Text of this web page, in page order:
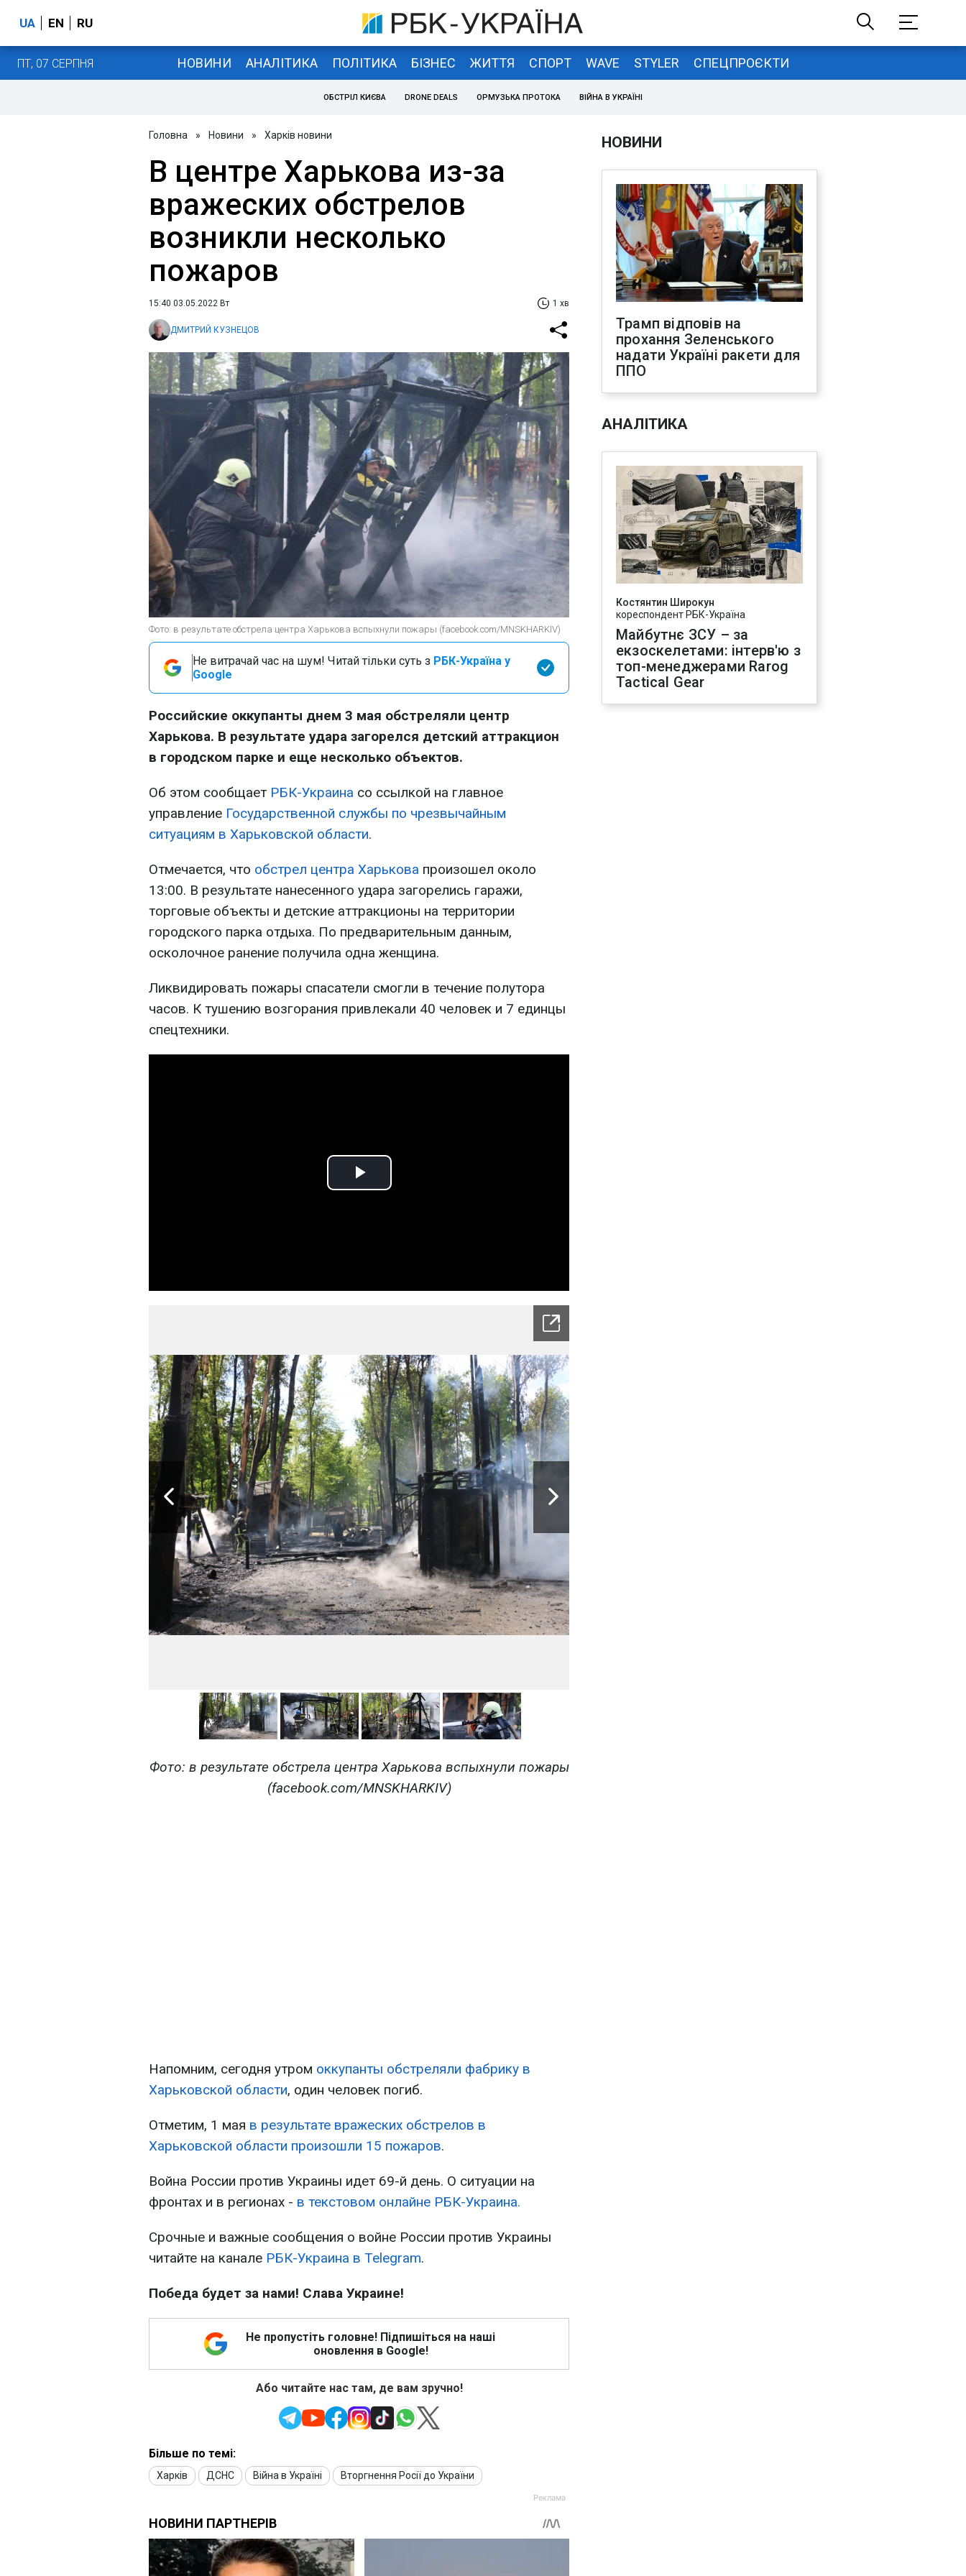
UA EN RU
ПТ, 07 СЕРПНЯ НОВИНИ АНАЛІТИКА ПОЛІТИКА БІЗНЕС ЖИТТЯ СПОРТ WAVE STYLER СПЕЦПРОЄКТИ
ОБСТРІЛ КИЄВА DRONE DEALS ОРМУЗЬКА ПРОТОКА ВІЙНА В УКРАЇНІ
Головна » Новини » Харків новини
В центре Харькова из-за
вражеских обстрелов
возникли несколько
пожаров
15:40 03.05.2022 Вт 1 хв
ДМИТРИЙ КУЗНЕЦОВ
Фото: в результате обстрела центра Харькова вспыхнули пожары (facebook.com/MNSKHARKIV)
Не витрачай час на шум! Читай тільки суть з РБК-Україна у
Google
Российские оккупанты днем 3 мая обстреляли центр
Харькова. В результате удара загорелся детский аттракцион
в городском парке и еще несколько объектов.
Об этом сообщает РБК-Украина со ссылкой на главное
управление Государственной службы по чрезвычайным
ситуациям в Харьковской области.
Отмечается, что обстрел центра Харькова произошел около
13:00. В результате нанесенного удара загорелись гаражи,
торговые объекты и детские аттракционы на территории
городского парка отдыха. По предварительным данным,
осколочное ранение получила одна женщина.
Ликвидировать пожары спасатели смогли в течение полутора
часов. К тушению возгорания привлекали 40 человек и 7 единцы
спецтехники.
Play
Фото: в результате обстрела центра Харькова вспыхнули пожары
(facebook.com/MNSKHARKIV)
Напомним, сегодня утром оккупанты обстреляли фабрику в
Харьковской области, один человек погиб.
Отметим, 1 мая в результате вражеских обстрелов в
Харьковской области произошли 15 пожаров.
Война России против Украины идет 69-й день. О ситуации на
фронтах и в регионах - в текстовом онлайне РБК-Украина.
Срочные и важные сообщения о войне России против Украины
читайте на канале РБК-Украина в Telegram.
Победа будет за нами! Слава Украине!
Не пропустіть головне! Підпишіться на наші
оновлення в Google!
Або читайте нас там, де вам зручно!
Більше по темі:
Харків ДСНС Війна в Україні Вторгнення Росії до України
НОВИНИ
Трамп відповів на
прохання Зеленського
надати Україні ракети для
ППО
АНАЛІТИКА
Костянтин Широкун
кореспондент РБК-Україна
Майбутнє ЗСУ – за
екзоскелетами: інтерв'ю з
топ-менеджерами Rarog
Tactical Gear